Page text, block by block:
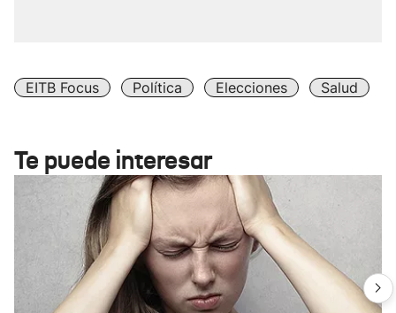
EITB Focus Política Elecciones Salud
Te puede interesar